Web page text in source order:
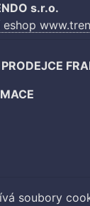
s.r.o.
soubory